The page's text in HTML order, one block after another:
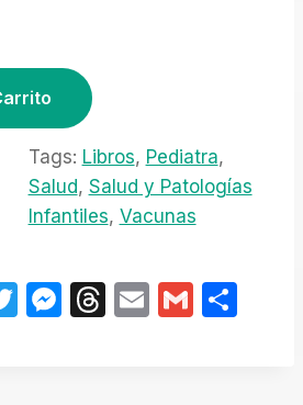
Tags: Libros, Pediatra
Salud, Salud y Patologías
Infantiles, Vacunas
T
M T
E
G